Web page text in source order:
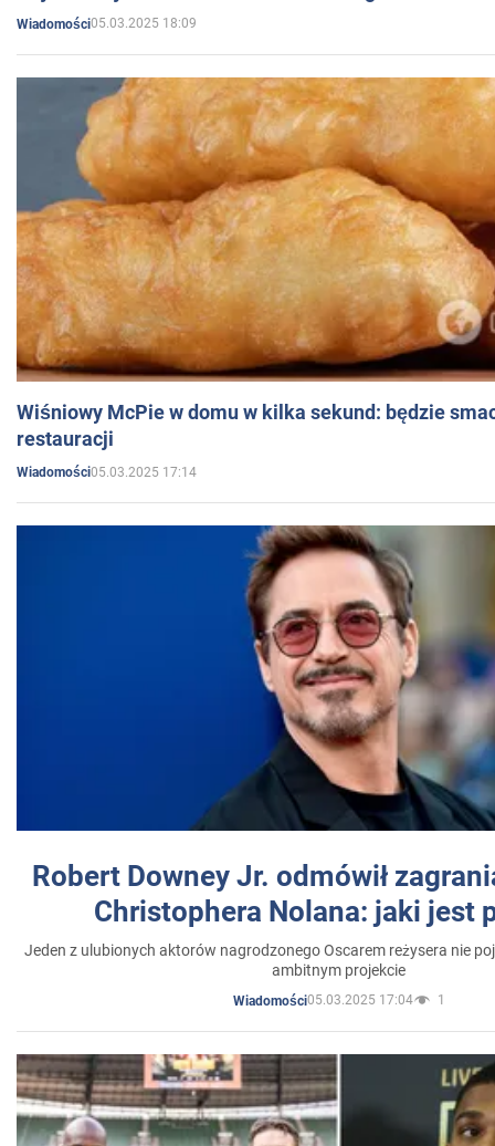
Wiadomości05.03.2025 18:09
Wiśniowy McPie w domu w kilka sekund: będzie
restauracji
Wiadomości05.03.2025 17:14
Robert Downey Jr. odmówił
Christophera Nolana: jaki jest
Jeden z ulubionych aktorów nagrodzonego Oscarem reżysera nie
ambitnym projekcie
Wiadomości05.03.2025 17:04 1